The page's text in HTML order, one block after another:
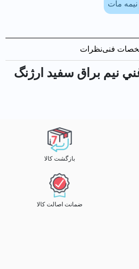
مات
فنینظرات
نيم براق سفيد ارژنگ
بازگشت کالا
ضمانت اصالت کالا